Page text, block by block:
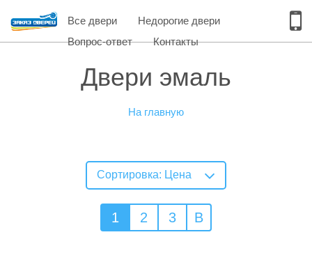
Все двери
Недорогие двери
Вопрос-ответ
Контакты
Двери эмаль
На главную
Сортировка: Цена
1 2 3 B